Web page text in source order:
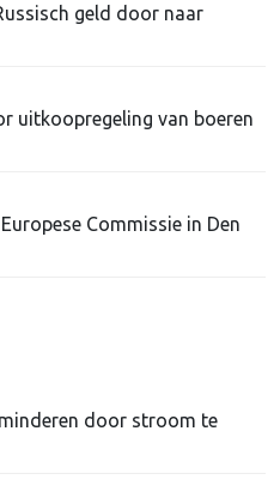
geld door naar
uitkoopregeling van boeren
Commissie in Den
door stroom te